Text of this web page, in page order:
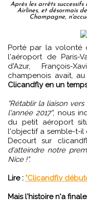
Après les arrêts
Airlines, et désormais
Champagne,
Porté par la volonté de sauver la ligne aérienne reliant
l'aéroport de Paris-
d'Azur, François-
champenois avait,
Clicandfly en un
"Rétablir la liaison
l'année 2017", nous
du petit aéroport
l'objectif a semble-t-il
Decourt sur
d'atteindre notre
Nice !".
Lire : "Clicandfly
Mais l'histoire n'a